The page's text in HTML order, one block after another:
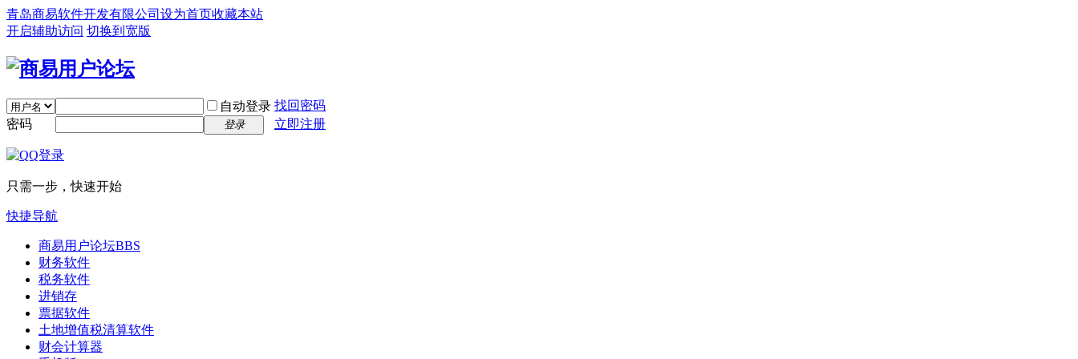
青岛商易软件开发有限公司 设为首页收藏本站
开启辅助访问 切换到宽版
自动登录 找回密码
密码
登录 立即注册
只需一步，快速开始
快捷导航
商易用户论坛BBS
财务软件
税务软件
进销存
票据软件
土地增值税清算软件
财会计算器